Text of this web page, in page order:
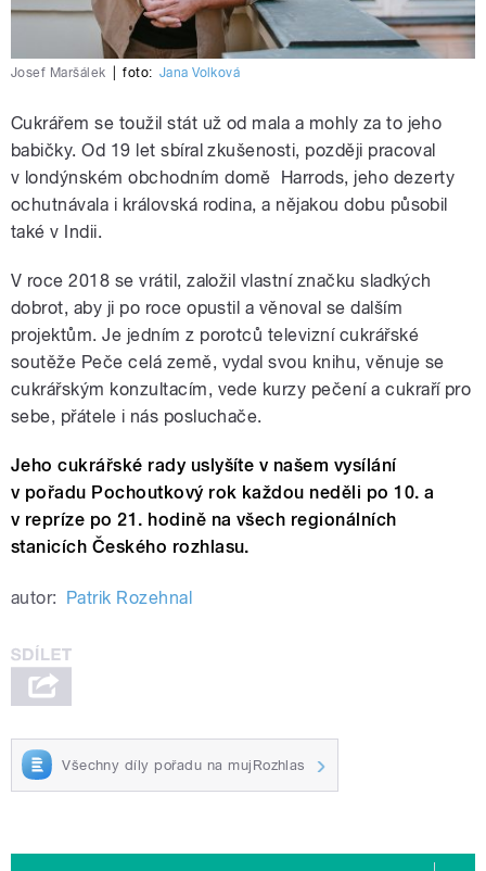
Josef Maršálek foto: Jana Volková
Cukrářem se toužil stát už od mala a mohly za to jeho
babičky. Od 19 let sbíral zkušenosti, později pracoval
v londýnském obchodním domě Harrods, jeho dezerty
ochutnávala i královská rodina, a nějakou dobu působil
také v Indii.
V roce 2018 se vrátil, založil vlastní značku sladkých
dobrot, aby ji po roce opustil a věnoval se dalším
projektům. Je jedním z porotců televizní cukrářské
soutěže Peče celá země, vydal svou knihu, věnuje se
cukrářským konzultacím, vede kurzy pečení a cukraří pro
sebe, přátele i nás posluchače.
Jeho cukrářské rady uslyšíte v našem vysílání
v pořadu Pochoutkový rok každou neděli po 10. a
v repríze po 21. hodině na všech regionálních
stanicích Českého rozhlasu.
autor: Patrik Rozehnal
Všechny díly pořadu na mujRozhlas